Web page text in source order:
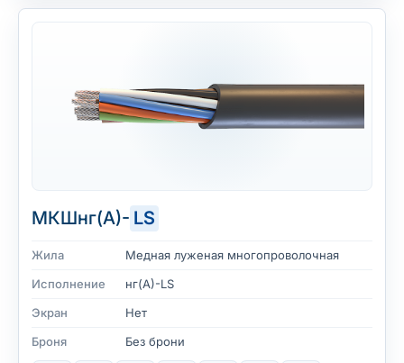
МКШнг(А)- LS
Жила
Медная луженая многопроволочная
Исполнение
нг(А)-LS
Экран
Нет
Броня
Без брони